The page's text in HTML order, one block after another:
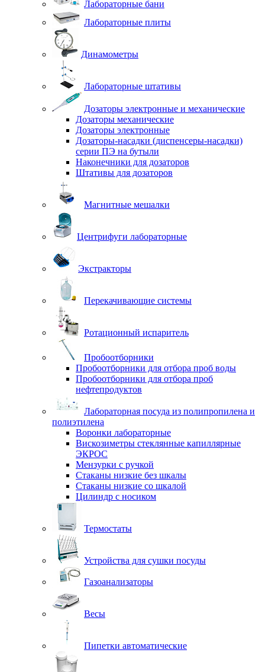
Лабораторные бани
Лабораторные плиты
Динамометры
Лабораторные штативы
Дозаторы электронные и механические
Дозаторы механические
Дозаторы электронные
Дозаторы-насадки (диспенсеры-насадки)
серии ПЭ на бутыли
Наконечники для дозаторов
Штативы для дозаторов
Магнитные мешалки
Центрифуги лабораторные
Экстракторы
Перекачивающие системы
Ротационный испаритель
Пробоотборники
Пробоотборники для отбора проб воды
Пробоотборники для отбора проб
нефтепродуктов
Лабораторная посуда из полипропилена и
полиэтилена
Воронки лабораторные
Вискозиметры стеклянные капиллярные
ЭКРОС
Мензурки с ручкой
Стаканы низкие без шкалы
Стаканы низкие со шкалой
Цилиндр с носиком
Термостаты
Устройства для сушки посуды
Газоанализаторы
Весы
Пипетки автоматические